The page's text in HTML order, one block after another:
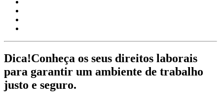
Dica!Conheça os seus direitos laborais
para garantir um ambiente de trabalho
justo e seguro.